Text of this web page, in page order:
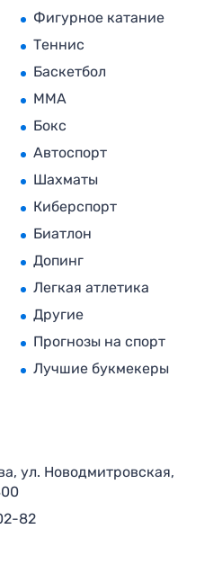
Фигурное катание
Теннис
Баскетбол
MMA
Бокс
Автоспорт
Шахматы
Киберспорт
Биатлон
Допинг
Легкая атлетика
Другие
Прогнозы на спорт
Лучшие букмекеры
ул. Новодмитровская,
82